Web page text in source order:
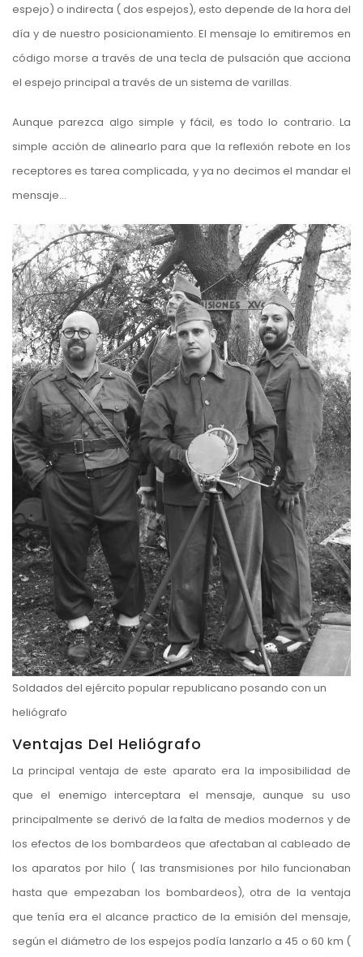
espejo) o indirecta ( dos espejos), esto depende de la hora del
día y de nuestro posicionamiento. El mensaje lo emitiremos en
código morse a través de una tecla de pulsación que acciona
el espejo principal a través de un sistema de varillas.
Aunque parezca algo simple y fácil, es todo lo contrario. La
simple acción de alinearlo para que la reflexión rebote en los
receptores es tarea complicada, y ya no decimos el mandar el
mensaje…
Soldados del ejército popular republicano posando con un
heliógrafo
Ventajas Del Heliógrafo
La principal ventaja de este aparato era la imposibilidad de
que el enemigo interceptara el mensaje, aunque su uso
principalmente se derivó de la falta de medios modernos y de
los efectos de los bombardeos que afectaban al cableado de
los aparatos por hilo ( las transmisiones por hilo funcionaban
hasta que empezaban los bombardeos), otra de la ventaja
que tenía era el alcance practico de la emisión del mensaje,
según el diámetro de los espejos podía lanzarlo a 45 o 60 km (